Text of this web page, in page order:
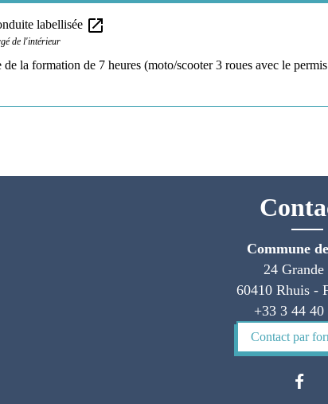
labellisée open_in_new
de l'intérieur
de la formation de 7 heures (moto/scooter 3 roues avec le
Commune
24 Grande
60410 Rhuis -
+33 3 44 40
Contact par